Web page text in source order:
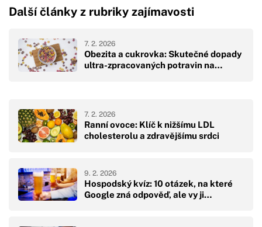
Další články z rubriky zajímavosti
Obezita a cukrovka: Skutečné dopady
ultra-zpracovaných potravin na…
7. 2. 2026
Ranní ovoce: Klíč k nižšímu LDL
cholesterolu a zdravějšímu srdci
7. 2. 2026
Hospodský kvíz: 10 otázek, na které
Google zná odpověď, ale vy ji…
9. 2. 2026